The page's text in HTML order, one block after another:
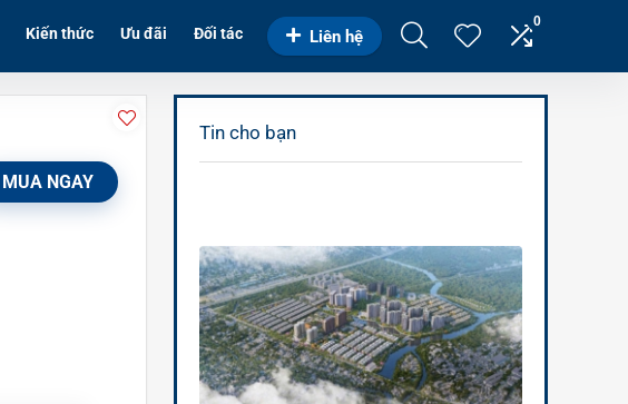
Kiến thức Ưu đãi Đối tác Liên hệ
0
MUA NGAY
Tin cho bạn